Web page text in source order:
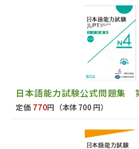
日本語能力試験公式問題
定価 770円 （本体 700 円）